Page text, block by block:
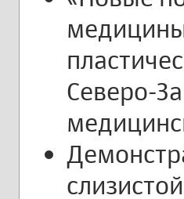
Северо-